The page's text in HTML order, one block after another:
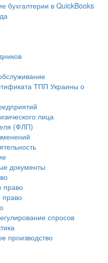
бухгалтерии в QuickBooks
ТПП Украины о
лица
(ФЛП)
документы
право
право
спросов
производство